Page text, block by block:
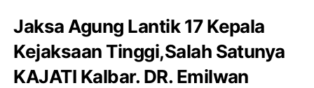
Jaksa Agung Lantik 17 Kepala
Kejaksaan Tinggi,Salah Satunya
KAJATI Kalbar. DR. Emilwan